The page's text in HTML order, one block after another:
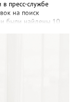
пресс-службе
на поиск
были найдены 10
пор не нашли трех
продолжаются -
свидетельства.
случаев
и